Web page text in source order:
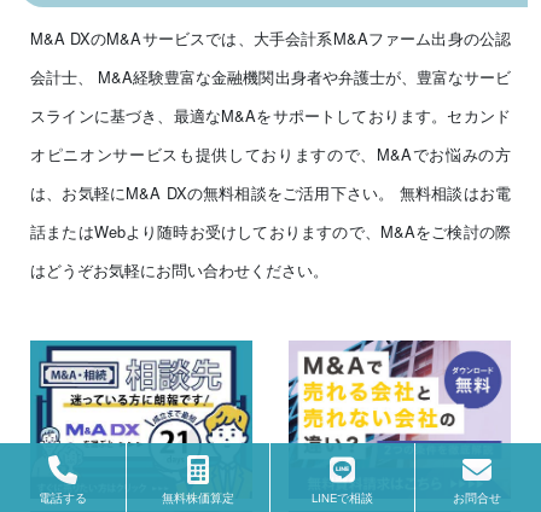
M&A DXのM&Aサービスでは、大手会計系M&Aファーム出身の公認
会計士、 M&A経験豊富な金融機関出身者や弁護士が、豊富なサービ
スラインに基づき、最適なM&Aをサポートしております。セカンド
オピニオンサービスも提供しておりますので、M&Aでお悩みの方
は、お気軽にM&A DXの無料相談をご活用下さい。 無料相談はお電
話またはWebより随時お受けしておりますので、M&Aをご検討の際
はどうぞお気軽にお問い合わせください。
電話する 無料株価算定 LINEで相談 お問合せ